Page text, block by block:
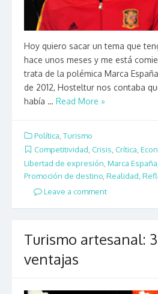
Hoy quiero sacar un tema que
hace unos meses y me está
trata de la polémica Marca
de 2012, Hosteltur nos contaba
había … Read More »
Política Turismo
Competitividad Crisis Crítica
Libertad de expresión Marca España
Promoción de destino Realidad
Leave a comment
Turismo artesanal:
ventajas